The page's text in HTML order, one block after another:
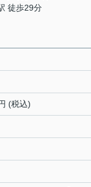
徒歩29分
(税込)